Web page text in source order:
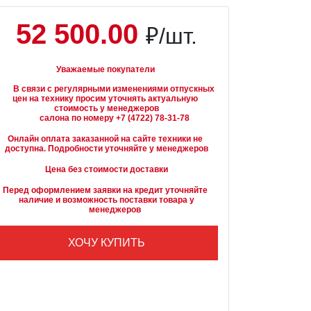
52 500.00 ₽/шт.
Уважаемые покупатели
цен на технику просим уточнять актуальную
стоимость у менеджеров
Онлайн оплата заказанной на сайте техники не
доступна. Подробности уточняйте у менеджеров
Цена без стоимости доставки
Перед оформлением заявки на кредит уточняйте
наличие и возможность поставки товара у
        менеджеров
ХОЧУ КУПИТЬ